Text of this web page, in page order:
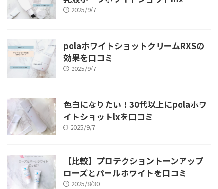
2025/9/7
polaホワイトショットクリームRXSの
効果を口コミ
2025/9/7
色白になりたい！30代以上にpolaホワ
イトショットlxを口コミ
2025/9/7
【比較】プロテクショントーンアップ
ローズとパールホワイトを口コミ
2025/8/30